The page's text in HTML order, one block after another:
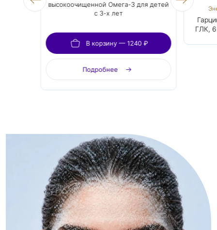
высокоочищенной Омега-3 для детей
с 3-х лет
В корзину — 1240 ₽
Подробнее
форме
Женское
Детское здоровье
ГЛК,